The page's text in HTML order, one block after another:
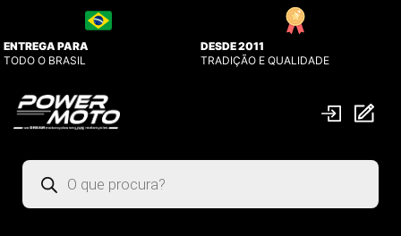
ENTREGA PARA
TODO O BRASIL
DESDE 2011
TRADIÇÃO E QUALIDADE
Pesquisar
produtos